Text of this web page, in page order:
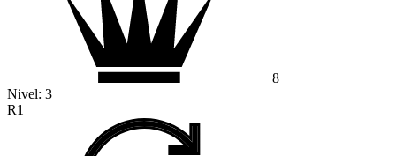
8
Nivel: 3
R1